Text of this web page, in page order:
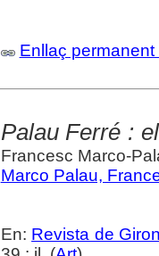
Enllaç
Palau Ferré :
Francesc Marco-
Marco Palau,
En: Revista de